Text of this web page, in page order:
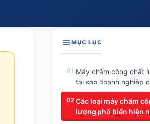
MỤC LỤC
Máy chấm công chất
tại sao doanh nghiệp
Các loại máy chấm
lượng phổ biến hiện